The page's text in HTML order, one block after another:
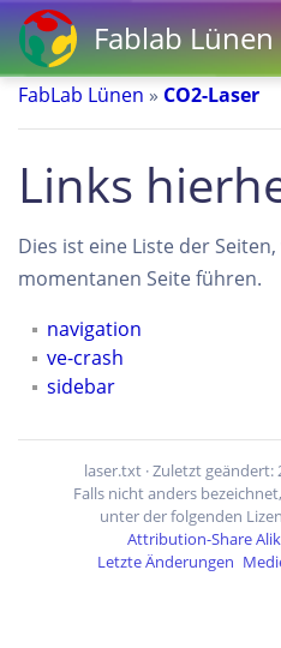
Fablab Lünen
FabLab Lünen » CO2-Laser
Links
Dies ist eine Liste der
momentanen Seite führen.
navigation
ve-crash
sidebar
laser.txt· Zuletzt geändert:
Falls nicht anders
unter der folgenden
Attribution-Share
Letzte Änderungen